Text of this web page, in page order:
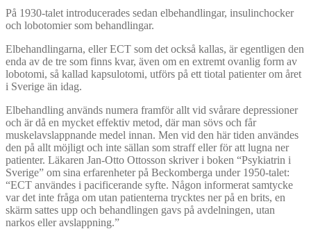
På 1930-talet introducerades sedan elbehandlingar, insulinchocker
och lobotomier som behandlingar.
Elbehandlingarna, eller ECT som det också kallas, är egentligen den
enda av de tre som finns kvar, även om en extremt ovanlig form av
lobotomi, så kallad kapsulotomi, utförs på ett tiotal patienter om året
i Sverige än idag.
Elbehandling används numera framför allt vid svårare depressioner
och är då en mycket effektiv metod, där man sövs och får
muskelavslappnande medel innan. Men vid den här tiden användes
den på allt möjligt och inte sällan som straff eller för att lugna ner
patienter. Läkaren Jan-Otto Ottosson skriver i boken “Psykiatrin i
Sverige” om sina erfarenheter på Beckomberga under 1950-talet:
“ECT användes i pacificerande syfte. Någon informerat samtycke
var det inte fråga om utan patienterna trycktes ner på en brits, en
skärm sattes upp och behandlingen gavs på avdelningen, utan
narkos eller avslappning.”